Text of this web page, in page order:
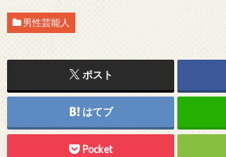
男性芸能人
ポスト
はてブ
Pocket